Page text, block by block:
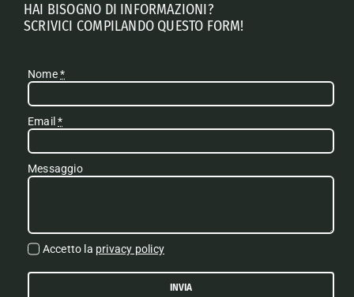
HAI BISOGNO DI INFORMAZIONI?
SCRIVICI COMPILANDO QUESTO FORM!
Nome*
Email*
Messaggio
Accetto la privacy policy
INVIA